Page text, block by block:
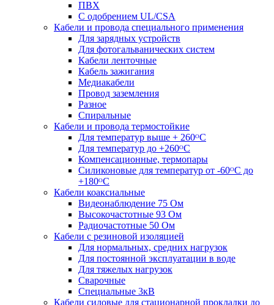
ПВХ
С одобрением UL/CSA
Кабели и провода специального применения
Для зарядных устройств
Для фотогальванических систем
Кабели ленточные
Кабель зажигания
Медиакабели
Провод заземления
Разное
Спиральные
Кабели и провода термостойкие
Для температур выше + 260ᴼС
Для температур до +260ᴼС
Компенсационные, термопары
Силиконовые для температур от -60ᴼC до
+180ᴼС
Кабели коаксиальные
Видеонаблюдение 75 Ом
Высокочастотные 93 Ом
Радиочастотные 50 Ом
Кабели с резиновой изоляцией
Для нормальных, средних нагрузок
Для постоянной эксплуатации в воде
Для тяжелых нагрузок
Сварочные
Специальные 3кВ
Кабели силовые для стационарной прокладки до